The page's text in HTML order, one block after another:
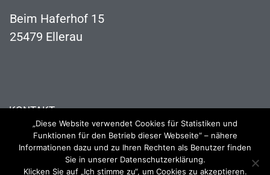
Beim Haferhof 15
25479 Ellerau
KONTAKT
04106 121 63 73
info@brandschutzservice-nord.de
„Diese Website verwendet Cookies für Statistiken und
Funktionen für den Betrieb dieser Webseite“ – nähere
Informationen dazu und zu Ihren Rechten als Benutzer finden
Sie in unserer Datenschutzerklärung.
Klicken Sie auf „Ich stimme zu“, um Cookies zu akzeptieren.